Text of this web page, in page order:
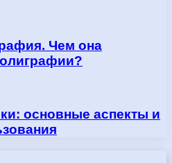
Чем она
основные аспекты и